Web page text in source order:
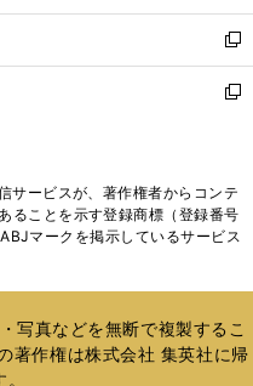
開
く
ウ
で
開
く
ン
ド
ウ
で
ウ
ィ
ン
ド
く
新
し
い
ド
ウ
で
新
ィ
ン
ド
開
く
サービスが、著作権者からコンテ
ることを示す登録商標（登録番号
マークを掲示しているサービス
写真などを無断で複製するこ
著作権は株式会社 集英社に帰